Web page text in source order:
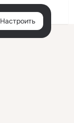
Настроить